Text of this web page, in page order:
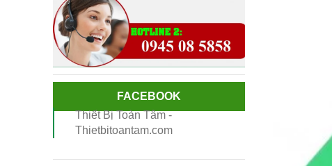
FACEBOOK
Thiết Bị Toàn Tâm -
Thietbitoantam.com